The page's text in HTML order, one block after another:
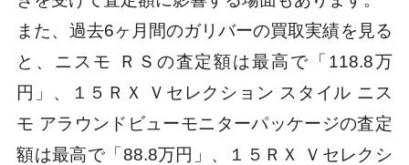
また、過去6ヶ月間のガリバーの買取実績を見る
と、ニスモ ＲＳの査定額は最高で「118.8万
円」、１５ＲＸ Ｖセレクション スタイル ニス
モ アラウンドビューモニターパッケージの査定
額は最高で「88.8万円」、１５ＲＸ Ｖセレクシ